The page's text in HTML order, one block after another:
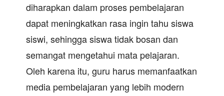
diharapkan dalam proses pembelajaran
dapat meningkatkan rasa ingin tahu siswa
siswi, sehingga siswa tidak bosan dan
semangat mengetahui mata pelajaran.
Oleh karena itu, guru harus memanfaatkan
media pembelajaran yang lebih modern